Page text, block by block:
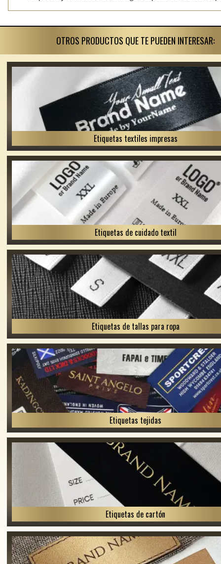
OTROS PRODUCTOS QUE TE PUEDEN INTERESAR:
Etiquetas textiles impresas
Etiquetas de cuidado textil
Etiquetas de tallas para ropa
Etiquetas tejidas
Etiquetas de cartón